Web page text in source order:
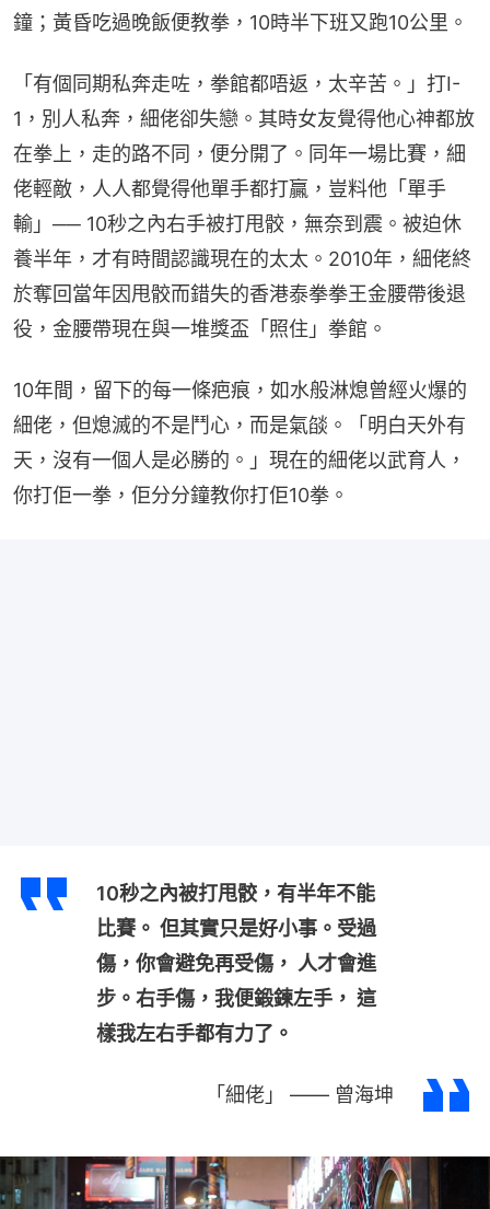
鐘；黃昏吃過晚飯便教拳，10時半下班又跑10公里。
「有個同期私奔走咗，拳館都唔返，太辛苦。」打I-
1，別人私奔，細佬卻失戀。其時女友覺得他心神都放
在拳上，走的路不同，便分開了。同年一場比賽，細
佬輕敵，人人都覺得他單手都打贏，豈料他「單手
輸」── 10秒之內右手被打甩骹，無奈到震。被迫休
養半年，才有時間認識現在的太太。2010年，細佬終
於奪回當年因甩骹而錯失的香港泰拳拳王金腰帶後退
役，金腰帶現在與一堆獎盃「照住」拳館。
10年間，留下的每一條疤痕，如水般淋熄曾經火爆的
細佬，但熄滅的不是鬥心，而是氣燄。「明白天外有
天，沒有一個人是必勝的。」現在的細佬以武育人，
你打佢一拳，佢分分鐘教你打佢10拳。
10秒之內被打甩骹，有半年不能
比賽。 但其實只是好小事。受過
傷，你會避免再受傷， 人才會進
步。右手傷，我便鍛鍊左手， 這
樣我左右手都有力了。
「細佬」 —— 曾海坤